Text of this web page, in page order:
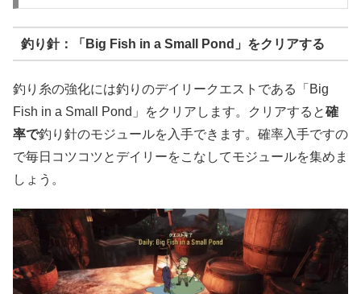
釣り針：「Big Fish in a Small Pond」をクリアする
釣り糸の強化には釣りのデイリークエストである「Big
Fish in a Small Pond」をクリアします。クリアすると確
率で釣り針のモジュールを入手できます。確率入手ですの
で毎日コツコツとデイリーをこなしてモジュールを集めま
しょう。